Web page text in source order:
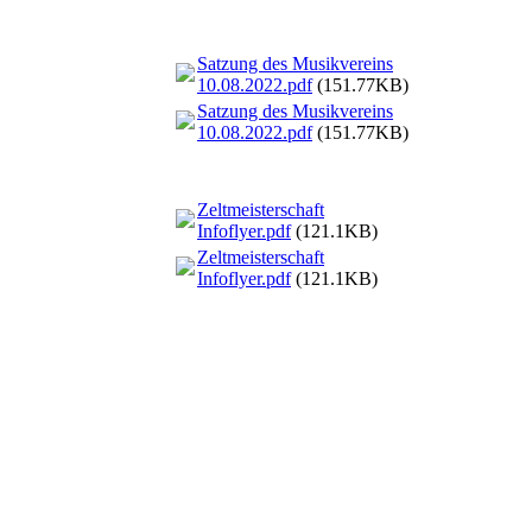
Satzung des Musikvereins
10.08.2022.pdf(151.77KB)
Satzung des Musikvereins
10.08.2022.pdf(151.77KB)
Zeltmeisterschaft
Infoflyer.pdf(121.1KB)
Zeltmeisterschaft
Infoflyer.pdf(121.1KB)